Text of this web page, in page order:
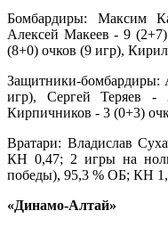
Бомбардиры: Максим
Алексей Макеев - 9
(8+0) очков (9 игр),
Защитники-бомбардиры:
игр), Сергей Теряев -
Кирпичников - 3 (0+3)
Вратари: Владислав
КН 0,47; 2 игры на
победы), 95,3 % ОБ; КН
«Динамо-Алтай»